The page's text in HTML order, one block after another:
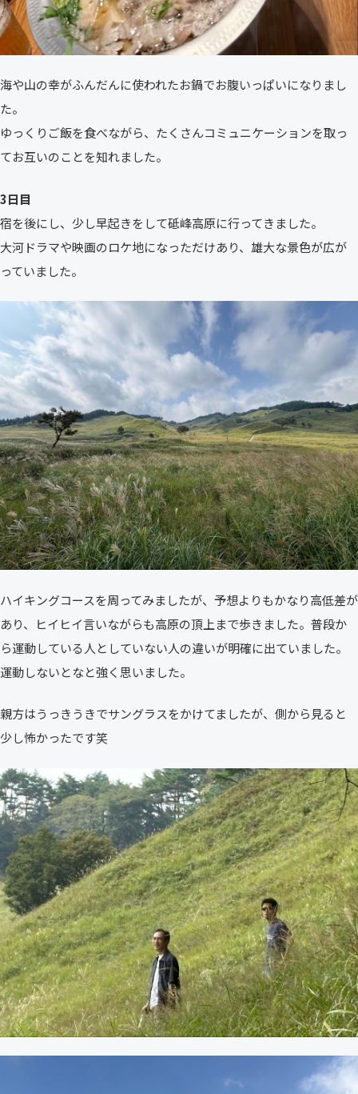
海や山の幸がふんだんに使われたお鍋でお腹いっぱいになりまし
た。
ゆっくりご飯を食べながら、たくさんコミュニケーションを取っ
てお互いのことを知れました。
3日目
宿を後にし、少し早起きをして砥峰高原に行ってきました。
大河ドラマや映画のロケ地になっただけあり、雄大な景色が広が
っていました。
ハイキングコースを周ってみましたが、予想よりもかなり高低差が
あり、ヒイヒイ言いながらも高原の頂上まで歩きました。普段か
ら運動している人としていない人の違いが明確に出ていました。
運動しないとなと強く思いました。
親方はうっきうきでサングラスをかけてましたが、側から見ると
少し怖かったです笑